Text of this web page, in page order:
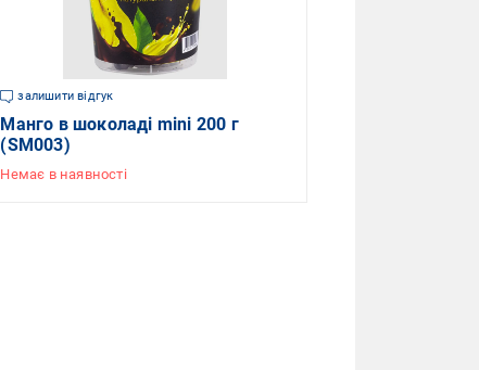
залишити відгук
Манго в шоколаді mini 200 г
(SM003)
Немає в наявності